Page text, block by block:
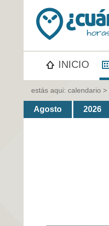
INICIO
estás aqui: calendario >
Agosto 2026